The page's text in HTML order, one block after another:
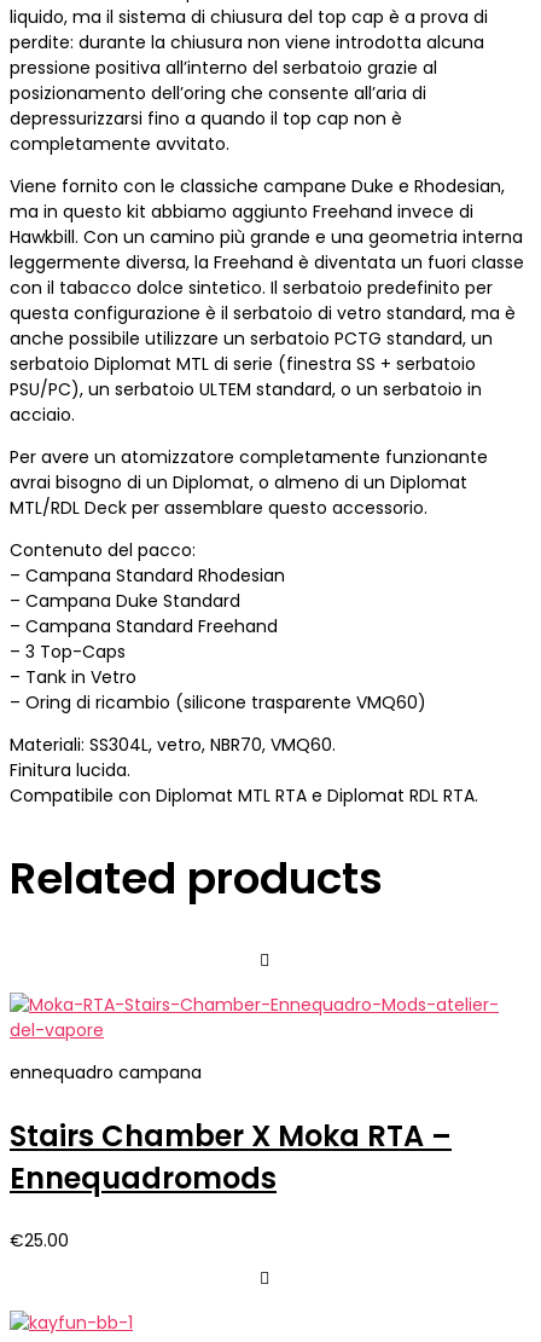
liquido, ma il sistema di chiusura del top cap è a prova di
perdite: durante la chiusura non viene introdotta alcuna
pressione positiva all’interno del serbatoio grazie al
posizionamento dell’oring che consente all’aria di
depressurizzarsi fino a quando il top cap non è
completamente avvitato.
Viene fornito con le classiche campane Duke e Rhodesian,
ma in questo kit abbiamo aggiunto Freehand invece di
Hawkbill. Con un camino più grande e una geometria interna
leggermente diversa, la Freehand è diventata un fuori classe
con il tabacco dolce sintetico. Il serbatoio predefinito per
questa configurazione è il serbatoio di vetro standard, ma è
anche possibile utilizzare un serbatoio PCTG standard, un
serbatoio Diplomat MTL di serie (finestra SS + serbatoio
PSU/PC), un serbatoio ULTEM standard, o un serbatoio in
acciaio.
Per avere un atomizzatore completamente funzionante
avrai bisogno di un Diplomat, o almeno di un Diplomat
MTL/RDL Deck per assemblare questo accessorio.
Contenuto del pacco:
– Campana Standard Rhodesian
– Campana Duke Standard
– Campana Standard Freehand
– 3 Top-Caps
– Tank in Vetro
– Oring di ricambio (silicone trasparente VMQ60)
Materiali: SS304L, vetro, NBR70, VMQ60.
Finitura lucida.
Compatibile con Diplomat MTL RTA e Diplomat RDL RTA.
Related products
ennequadro campana
Stairs Chamber X Moka RTA –
Ennequadromods
€25.00